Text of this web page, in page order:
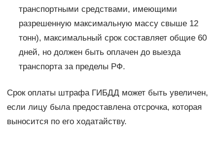
транспортными средствами, имеющими
разрешенную максимальную массу свыше 12
тонн), максимальный срок составляет общие 60
дней, но должен быть оплачен до выезда
транспорта за пределы РФ.
Срок оплаты штрафа ГИБДД может быть увеличен,
если лицу была предоставлена отсрочка, которая
выносится по его ходатайству.